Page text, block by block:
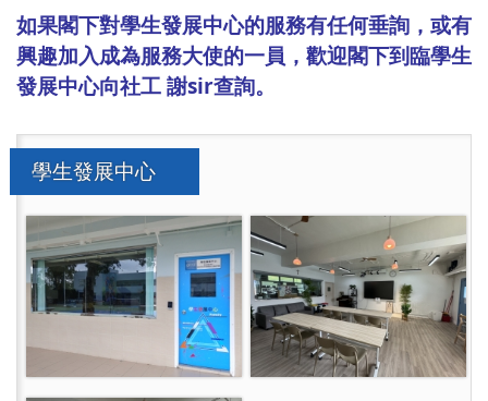
如果閣下對學生發展中心的服務有任何垂詢，或有
興趣加入成為服務大使的一員，歡迎閣下到臨學生
發展中心向社工 謝sir查詢。
學生發展中心